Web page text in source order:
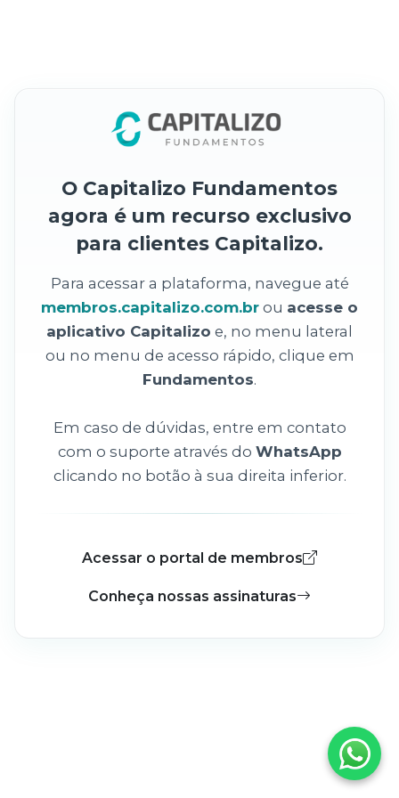
O Capitalizo Fundamentos
agora é um recurso exclusivo
para clientes Capitalizo.
Para acessar a plataforma, navegue até
membros.capitalizo.com.br ou acesse o
aplicativo Capitalizo e, no menu lateral
ou no menu de acesso rápido, clique em
Fundamentos.
Em caso de dúvidas, entre em contato
com o suporte através do WhatsApp
clicando no botão à sua direita inferior.
Acessar o portal de membros
Conheça nossas assinaturas